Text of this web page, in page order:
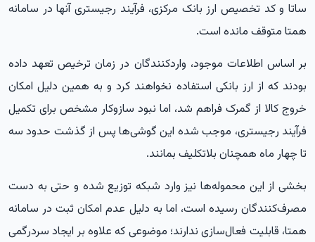
ساتا و کد تخصیص ارز بانک مرکزی، فرآیند رجیستری آنها در سامانه
همتا متوقف مانده است.
بر اساس اطلاعات موجود، واردکنندگان در زمان ترخیص تعهد داده
بودند که از ارز بانکی استفاده نخواهند کرد و به همین دلیل امکان
خروج کالا از گمرک فراهم شد، اما نبود سازوکار مشخص برای تکمیل
فرآیند رجیستری، موجب شده این گوشی‌ها پس از گذشت حدود سه
تا چهار ماه همچنان بلاتکلیف بمانند.
بخشی از این محموله‌ها نیز وارد شبکه توزیع شده و حتی به دست
مصرف‌کنندگان رسیده است، اما به دلیل عدم امکان ثبت در سامانه
همتا، قابلیت فعال‌سازی ندارند؛ موضوعی که علاوه بر ایجاد سردرگمی